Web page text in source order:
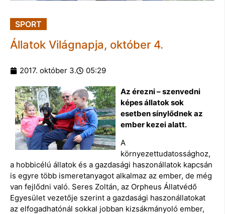
SPORT
Állatok Világnapja, október 4.
2017. október 3. 05:29
Az érezni – szenvedni
képes állatok sok
esetben sínylődnek az
ember kezei alatt.
A
környezettudatossághoz,
a hobbicélú állatok és a gazdasági haszonállatok kapcsán
is egyre több ismeretanyagot alkalmaz az ember, de még
van fejlődni való. Seres Zoltán, az Orpheus Állatvédő
Egyesület vezetője szerint a gazdasági haszonállatokat
az elfogadhatónál sokkal jobban kizsákmányoló ember,